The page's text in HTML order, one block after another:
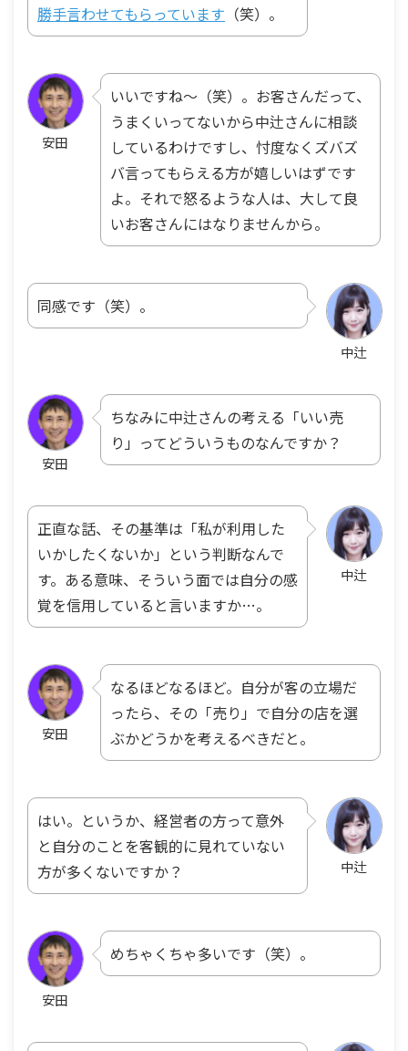
勝手言わせてもらっています （笑）。
安田
いいですね～（笑）。お客さんだって、
うまくいってないから中辻さんに相談
しているわけですし、忖度なくズバズ
バ言ってもらえる方が嬉しいはずです
よ。それで怒るような人は、大して良
いお客さんにはなりませんから。
中辻
同感です（笑）。
安田
ちなみに中辻さんの考える「いい売
り」ってどういうものなんですか？
中辻
正直な話、その基準は「私が利用した
いかしたくないか」という判断なんで
す。ある意味、そういう面では自分の感
覚を信用していると言いますか…。
安田
なるほどなるほど。自分が客の立場だ
ったら、その「売り」で自分の店を選
ぶかどうかを考えるべきだと。
中辻
はい。というか、経営者の方って意外
と自分のことを客観的に見れていない
方が多くないですか？
安田
めちゃくちゃ多いです（笑）。